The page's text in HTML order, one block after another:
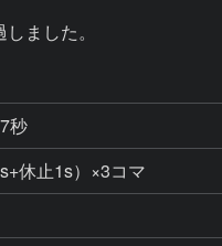
ました。
秒
休止1s）×3コマ